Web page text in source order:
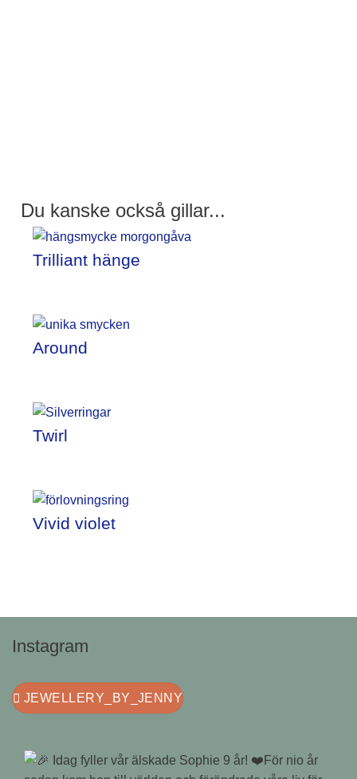
Du kanske också gillar...
Trilliant hänge
Around
Twirl
Vivid violet
Instagram
JEWELLERY_BY_JENNY